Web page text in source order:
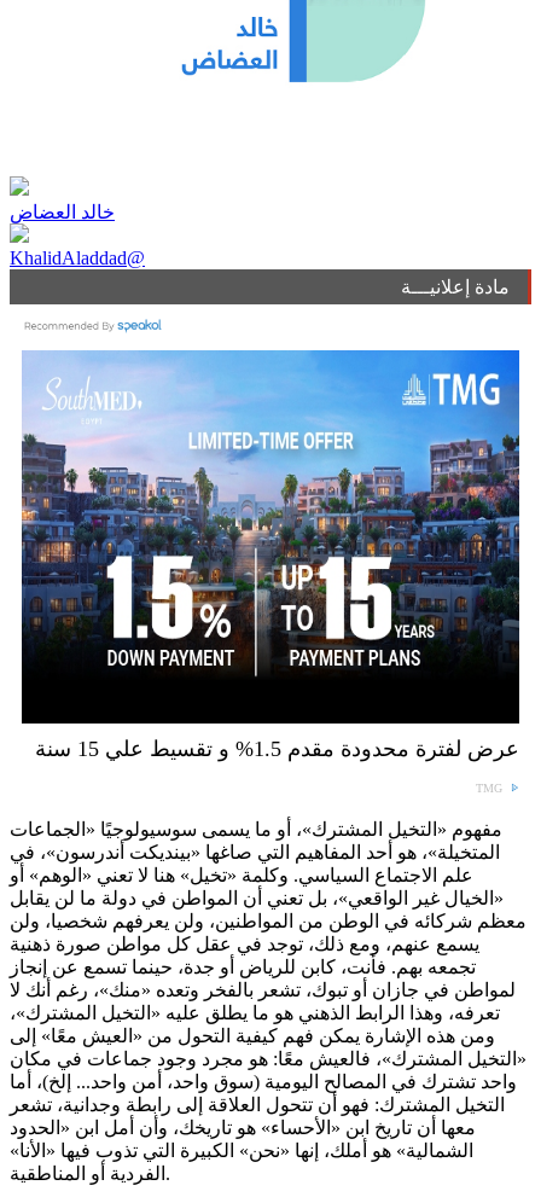
خالد العضاض
KhalidAladdad@
مادة إعلانيـــة
عرض لفترة محدودة مقدم 1.5% و تقسيط علي 15 سنة
TMG
مفهوم «التخيل المشترك»، أو ما يسمى سوسيولوجيًا «الجماعات
المتخيلة»، هو أحد المفاهيم التي صاغها «بينديكت أندرسون»، في
علم الاجتماع السياسي. وكلمة «تخيل» هنا لا تعني «الوهم» أو
«الخيال غير الواقعي»، بل تعني أن المواطن في دولة ما لن يقابل
معظم شركائه في الوطن من المواطنين، ولن يعرفهم شخصيا، ولن
يسمع عنهم، ومع ذلك، توجد في عقل كل مواطن صورة ذهنية
تجمعه بهم. فأنت، كابن للرياض أو جدة، حينما تسمع عن إنجاز
لمواطن في جازان أو تبوك، تشعر بالفخر وتعده «منك»، رغم أنك لا
تعرفه، وهذا الرابط الذهني هو ما يطلق عليه «التخيل المشترك»،
ومن هذه الإشارة يمكن فهم كيفية التحول من «العيش معًا» إلى
«التخيل المشترك»، فالعيش معًا: هو مجرد وجود جماعات في مكان
واحد تشترك في المصالح اليومية (سوق واحد، أمن واحد... إلخ)، أما
التخيل المشترك: فهو أن تتحول العلاقة إلى رابطة وجدانية، تشعر
معها أن تاريخ ابن «الأحساء» هو تاريخك، وأن أمل ابن «الحدود
الشمالية» هو أملك، إنها «نحن» الكبيرة التي تذوب فيها «الأنا»
الفردية أو المناطقية.